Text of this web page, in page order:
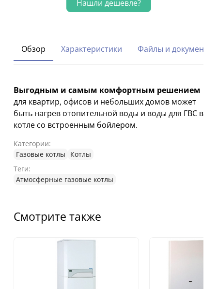
Обзор Характеристики Файлы и документы
Выгодным и самым комфортным решением
для квартир, офисов и небольших домов может
быть нагрев отопительной воды и воды для ГВС в
котле со встроенным бойлером.
Категории:
Газовые котлы
Котлы
Теги:
Атмосферные газовые котлы
Смотрите также